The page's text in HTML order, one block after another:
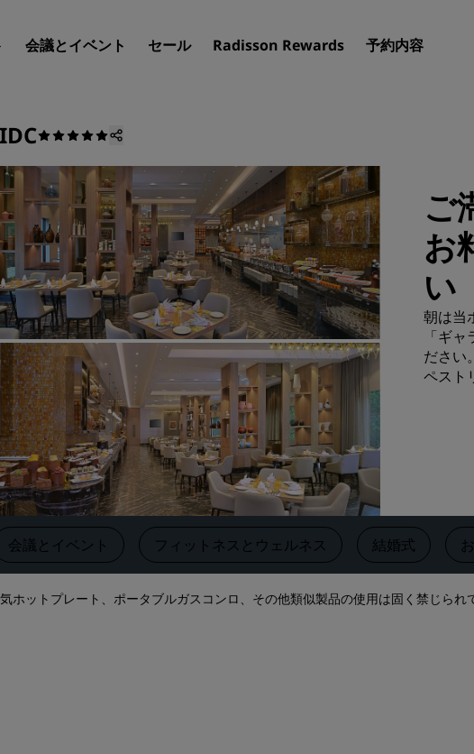
会議とイベント セール Radisson Rewards 予約内容
目的地
リゾート
サービス付きアパートメント
エアポートホテル
新規オープンおよびオープン予定
のホテル
Radisson Meetings
Radisson Meetings をご紹介しま
す
会議スペースを予約します
見積もりを依頼する
イベントの目的地
業界ソリューション
フライトを検索
フライトを検索
ご
お
い
朝は当
「ギ
ださい
ペスト
‌会議とイベント ‌フィットネスとウェルネス 結婚式
ットプレート、ポータブルガスコンロ、その他類似製品の使用は固く禁じられ